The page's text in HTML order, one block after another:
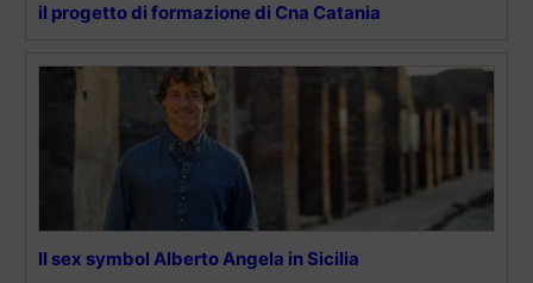
il progetto di formazione di Cna Catania
Il sex symbol Alberto Angela in Sicilia